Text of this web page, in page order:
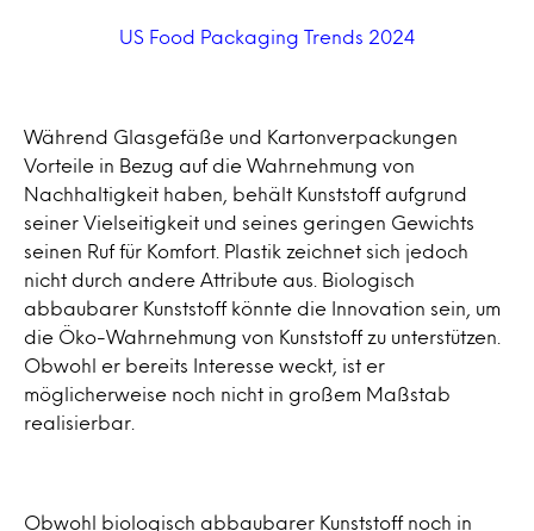
US Food Packaging Trends 2024
Während Glasgefäße und Kartonverpackungen
Vorteile in Bezug auf die Wahrnehmung von
Nachhaltigkeit haben, behält Kunststoff aufgrund
seiner Vielseitigkeit und seines geringen Gewichts
seinen Ruf für Komfort. Plastik zeichnet sich jedoch
nicht durch andere Attribute aus. Biologisch
abbaubarer Kunststoff könnte die Innovation sein, um
die Öko-Wahrnehmung von Kunststoff zu unterstützen.
Obwohl er bereits Interesse weckt, ist er
möglicherweise noch nicht in großem Maßstab
realisierbar.
Obwohl biologisch abbaubarer Kunststoff noch in